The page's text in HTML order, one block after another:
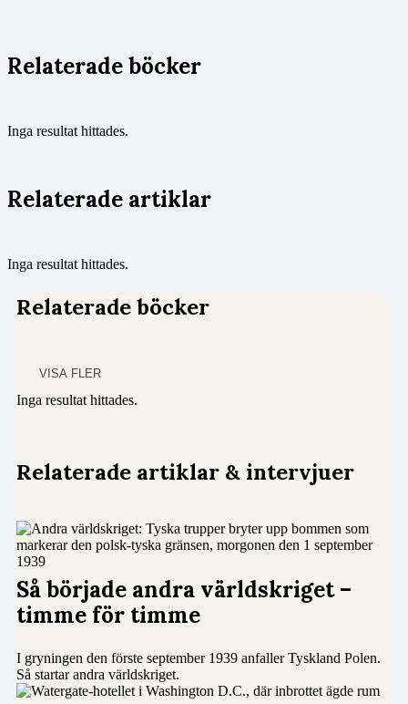
Relaterade böcker
Inga resultat hittades.
Relaterade artiklar
Inga resultat hittades.
Relaterade böcker
VISA FLER
Inga resultat hittades.
Relaterade artiklar & intervjuer
Så började andra världskriget –
timme för timme
I gryningen den förste september 1939 anfaller Tyskland Polen.
Så startar andra världskriget.